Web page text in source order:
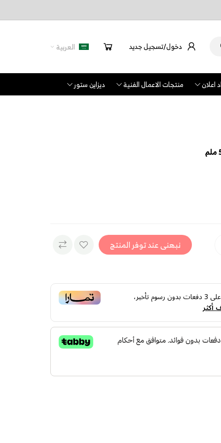
دخول/تسجيل جديد العربية
اعلان منتجات الاعمال الفنية ديزاين ستور
نبهنى عند توفر المنتج
على3دفعات بدون رسوم تأخير،
أكثر